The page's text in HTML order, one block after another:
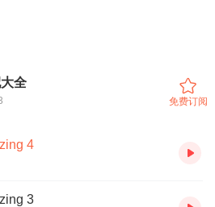
全
免费订阅
4
3